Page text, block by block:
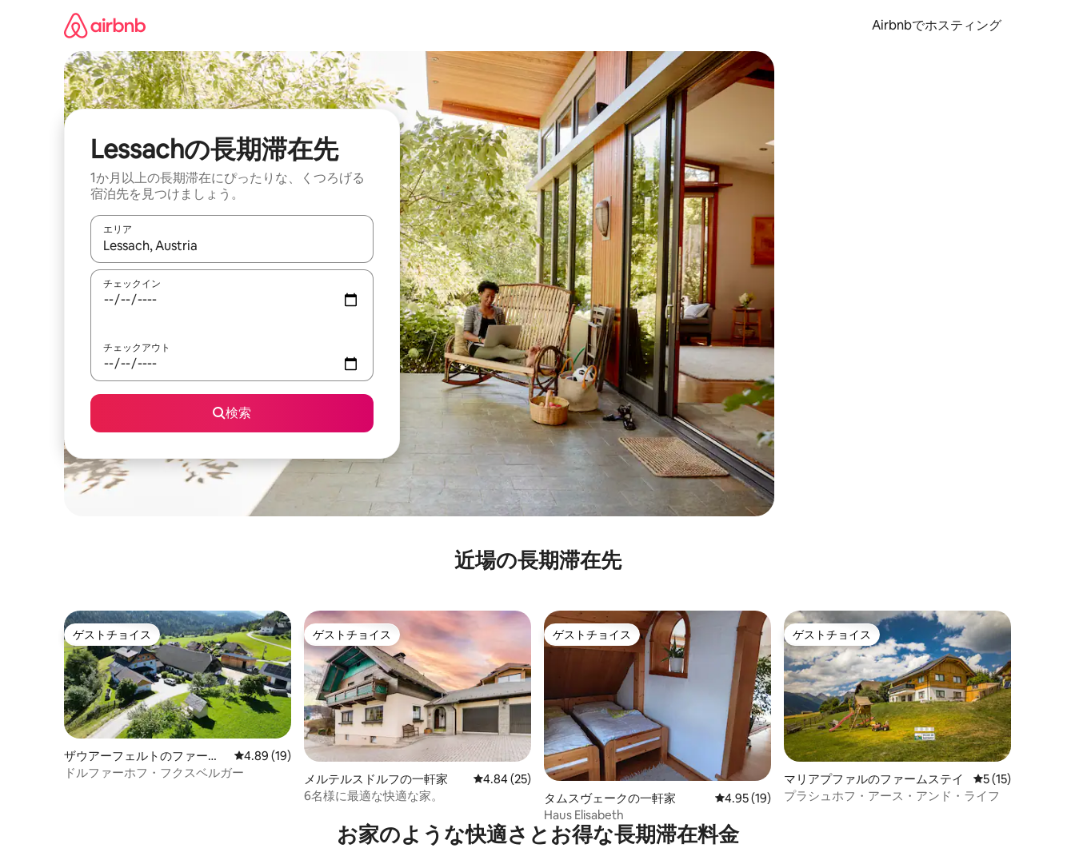
Airbnbでホスティング
Lessachの長期滞在先
1か月以上の長期滞在にぴったりな、くつろげる
宿泊先を見つけましょう。
エリア
検索結果が表示されたら、上下の矢印キーを使って移動するか、画面をタッチまたはスワイプして検索結果を確認することができます。
チェックイン
チェックアウト
検索
近場の長期滞在先
ゲストチョイス
ゲストチョイス
ザウアーフェルトのファーム
ステイ
レビュー19件、5つ星中4.89つ星の平均評価
4.89 (19)
ドルファーホフ・フクスベルガー
ゲストチョイス
ゲストチョイス
メルテルスドルフの一軒家 レビュー25件、5つ星中4.84つ星の平均評価
4.84 (25)
6名様に最適な快適な家。
ゲストチョイス
ゲストチョイス
タムスヴェークの一軒家 レビュー19件、5つ星中4.95つ星の平均評価
4.95 (19)
Haus Elisabeth
ゲストチョイス
ゲストチョイス
マリアプファルのファームステイ レビュー15件、5
5 (15)
プラシュホフ・アース・アンド・ライフ
お家のような快⁠適⁠さ⁠とお⁠得⁠な長⁠期⁠滞⁠在料⁠金